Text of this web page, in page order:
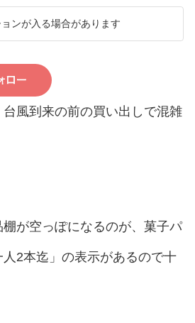
ンが入る場合があります
風到来の前の買い出しで混雑
棚が空っぽになるのが、菓子パ
2本迄」の表示があるので十